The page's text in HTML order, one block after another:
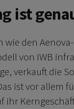
ist
wie den
von IWB
verkauft die
ist vor allem
ihr